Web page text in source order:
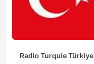
Radio Turquie Türkiye